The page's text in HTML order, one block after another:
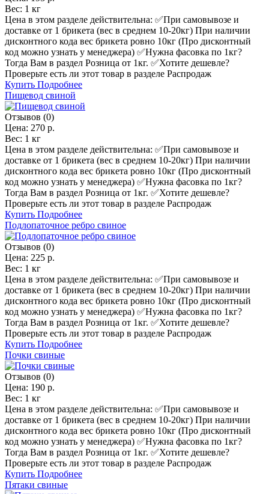
Вес: 1 кг
Цена в этом разделе действительна: ✅️При самовывозе и
доставке от 1 брикета (вес в среднем 10-20кг) При наличии
дисконтного кода вес брикета ровно 10кг (Про дисконтный
код можно узнать у менеджера) ✅️Нужна фасовка по 1кг?
Тогда Вам в раздел Розница от 1кг. ✅️Хотите дешевле?
Проверьте есть ли этот товар в разделе Распродаж
Купить Подробнее
Пищевод свиной
Отзывов (0)
Цена: 270 р.
Вес: 1 кг
Цена в этом разделе действительна: ✅️При самовывозе и
доставке от 1 брикета (вес в среднем 10-20кг) При наличии
дисконтного кода вес брикета ровно 10кг (Про дисконтный
код можно узнать у менеджера) ✅️Нужна фасовка по 1кг?
Тогда Вам в раздел Розница от 1кг. ✅️Хотите дешевле?
Проверьте есть ли этот товар в разделе Распродаж
Купить Подробнее
Подлопаточное ребро свиное
Отзывов (0)
Цена: 225 р.
Вес: 1 кг
Цена в этом разделе действительна: ✅️При самовывозе и
доставке от 1 брикета (вес в среднем 10-20кг) При наличии
дисконтного кода вес брикета ровно 10кг (Про дисконтный
код можно узнать у менеджера) ✅️Нужна фасовка по 1кг?
Тогда Вам в раздел Розница от 1кг. ✅️Хотите дешевле?
Проверьте есть ли этот товар в разделе Распродаж
Купить Подробнее
Почки свиные
Отзывов (0)
Цена: 190 р.
Вес: 1 кг
Цена в этом разделе действительна: ✅️При самовывозе и
доставке от 1 брикета (вес в среднем 10-20кг) При наличии
дисконтного кода вес брикета ровно 10кг (Про дисконтный
код можно узнать у менеджера) ✅️Нужна фасовка по 1кг?
Тогда Вам в раздел Розница от 1кг. ✅️Хотите дешевле?
Проверьте есть ли этот товар в разделе Распродаж
Купить Подробнее
Пятаки свиные